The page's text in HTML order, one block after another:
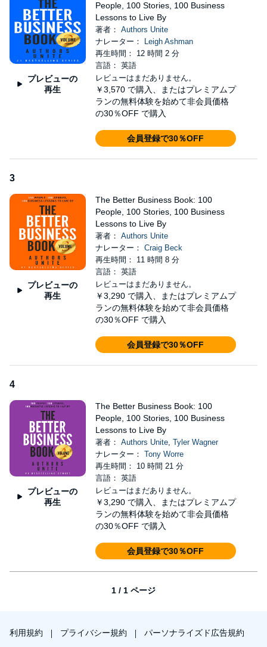
プレビューの
再生
People, 100 Stories, 100 Business
Lessons to Live By
著者： Authors Unite
ナレーター：
Leigh Ashman
再生時間： 12 時間 2 分
言語： 英語
レビューはまだありません。
￥3,570 で購入、またはプレミアムプ
ランの無料体験を始めて非会員価格
の30％OFF で購入
会員登録で30％OFF
3
プレビューの
再生
The Better Business Book: 100
People, 100 Stories, 100 Business
Lessons to Live By
著者： Authors Unite
ナレーター： Craig Beck
再生時間： 11 時間 8 分
言語： 英語
レビューはまだありません。
￥3,290 で購入、またはプレミアムプ
ランの無料体験を始めて非会員価格
の30％OFF で購入
会員登録で30％OFF
4
プレビューの
再生
The Better Business Book: 100
People, 100 Stories, 100 Business
Lessons to Live By
著者： Authors Unite, Tyler Wagner
ナレーター： Tony Worre
再生時間： 10 時間 21 分
言語： 英語
レビューはまだありません。
￥3,290 で購入、またはプレミアムプ
ランの無料体験を始めて非会員価格
の30％OFF で購入
会員登録で30％OFF
1 / 1 ページ
利用規約 プライバシー規約 パーソナライズド広告規約